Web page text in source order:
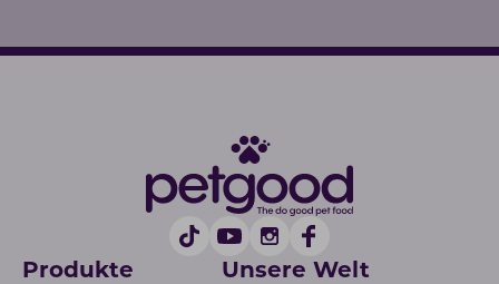
Produkte Unsere Welt